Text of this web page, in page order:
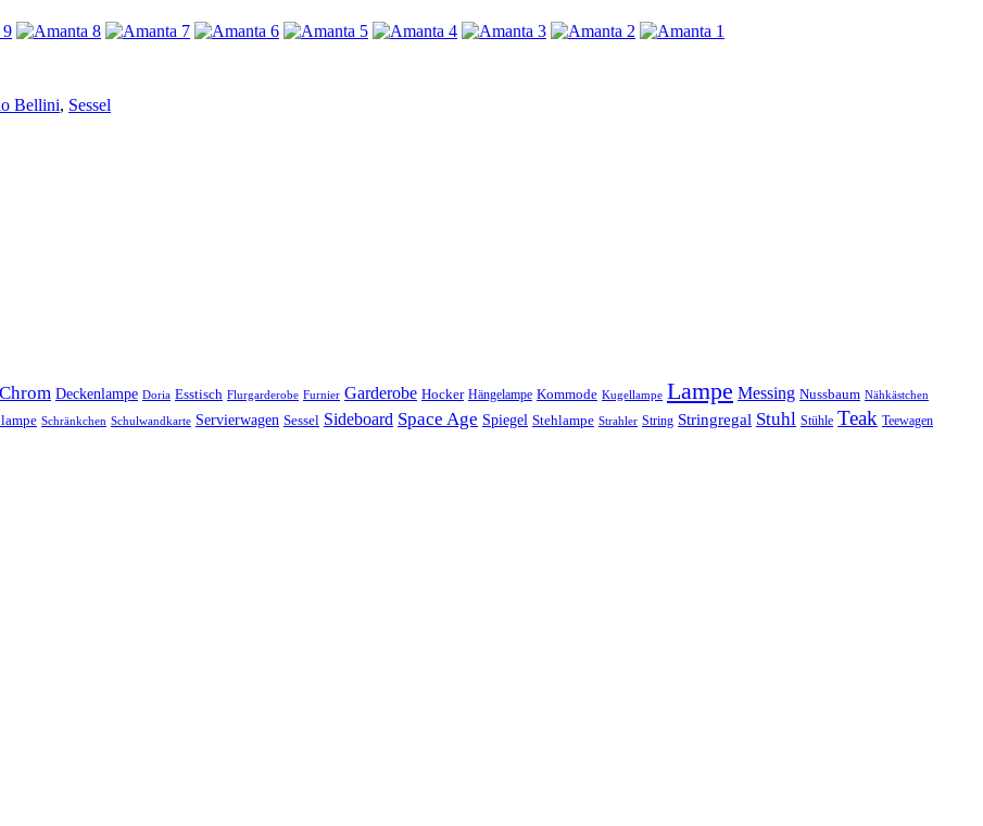
Bellini, Sessel
Chrom Deckenlampe Doria Esstisch Flurgarderobe Furnier Garderobe Hocker Hängelampe Kommode Kugellampe Lampe Messing Nussbaum Nähkästchen
Schränkchen Schulwandkarte Servierwagen Sessel Sideboard Space Age Spiegel Stehlampe Strahler String Stringregal Stuhl Stühle Teak Teewagen